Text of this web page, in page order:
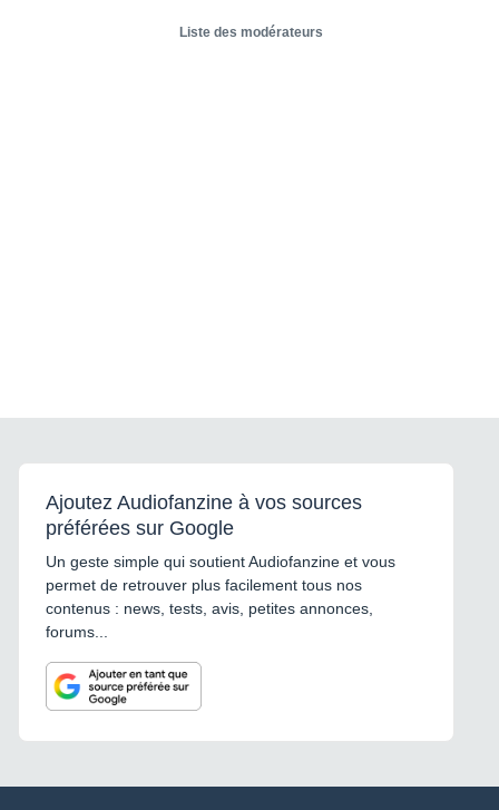
Liste des modérateurs
Ajoutez Audiofanzine à vos sources
préférées sur Google
Un geste simple qui soutient Audiofanzine et vous
permet de retrouver plus facilement tous nos
contenus : news, tests, avis, petites annonces,
forums...